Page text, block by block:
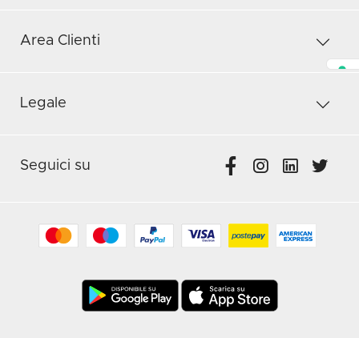
Area Clienti
Legale
Seguici su